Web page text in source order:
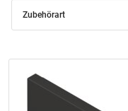
Zubehörart